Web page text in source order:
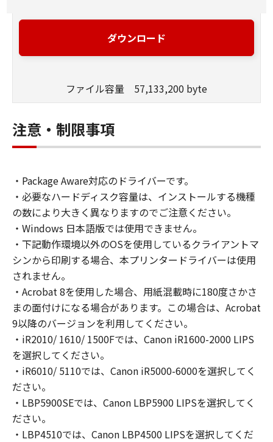
NOT USE THE SOFTWARE. NO REFUND WILL
BE MADE BECAUSE THE SOFTWARE WAS
exclusive license to use ("use" as used herein
accessing, executing or displaying) the
Software solely for the use with Products
only on computers directly or via network
Computer").
You may allow other users of other
computers connected to your Designated
Computer to use the Software, provided that
you must assure that all such users shall abide
by the terms of this Agreement and shall be
subject to restrictions and obligations borne
by you hereunder.
You may make one copy of the Software
solely for a back-up purpose.
2. RESTRICTIONS
You shall not use the Software except as
expressly granted or permitted herein, and
shall not assign, sublicense, sell, rent, lease,
loan, convey or transfer to any third party the
Software. You shall not alter, translate or
convert to another programming language,
modify, disassemble, decompile or otherwise
ダウンロード
ファイル容量 57,133,200 byte
注意・制限事項
・Package Aware対応のドライバーです。
・必要なハードディスク容量は、インストールする機種
の数により大きく異なりますのでご注意ください。
・Windows 日本語版では使用できません。
・下記動作環境以外のOSを使用しているクライアントマ
シンから印刷する場合、本プリンタードライバーは使用
されません。
・Acrobat 8を使用した場合、用紙混載時に180度さかさ
まの面付けになる場合があります。この場合は、Acrobat
9以降のバージョンを利用してください。
・iR2010/ 1610/ 1500Fでは、Canon iR1600-2000 LIPS
を選択してください。
・iR6010/ 5110では、Canon iR5000-6000を選択してく
ださい。
・LBP5900SEでは、Canon LBP5900 LIPSを選択してく
ださい。
・LBP4510では、Canon LBP4500 LIPSを選択してくだ